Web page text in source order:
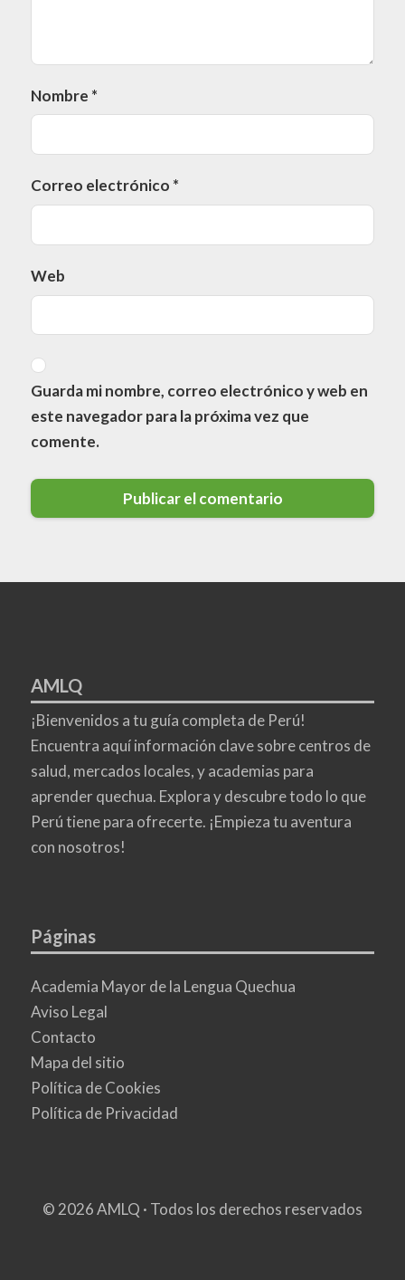
Nombre *
Correo electrónico *
Web
Guarda mi nombre, correo electrónico y web en
este navegador para la próxima vez que
comente.
AMLQ
¡Bienvenidos a tu guía completa de Perú!
Encuentra aquí información clave sobre centros de
salud, mercados locales, y academias para
aprender quechua. Explora y descubre todo lo que
Perú tiene para ofrecerte. ¡Empieza tu aventura
con nosotros!
Páginas
Academia Mayor de la Lengua Quechua
Aviso Legal
Contacto
Mapa del sitio
Política de Cookies
Política de Privacidad
© 2026 AMLQ · Todos los derechos reservados